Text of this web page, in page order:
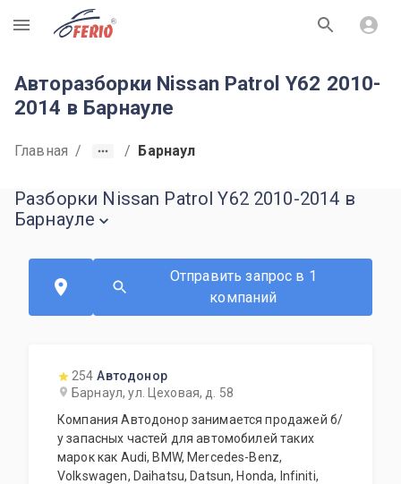
R
Авторазборки Nissan Patrol Y62 2010-
2014 в Барнауле
Главная / / Барнаул
Разборки Nissan Patrol Y62 2010-2014 в
Барнауле
Отправить запрос в 1
компаний
254 Автодонор
Барнаул, ул. Цеховая, д. 58
Компания Автодонор занимается продажей б/
у запасных частей для автомобилей таких
марок как Audi, BMW, Mercedes-Benz,
Volkswagen, Daihatsu, Datsun, Honda, Infiniti,